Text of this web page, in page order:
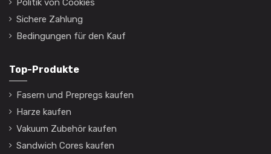
Politik von Cookies
Sichere Zahlung
Bedingungen für den Kauf
Top-Produkte
Fasern und Prepregs kaufen
Harze kaufen
Vakuum Zubehör kaufen
Sandwich Cores kaufen